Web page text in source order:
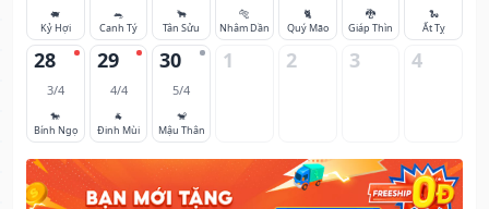
🐖
Kỷ Hợi
🐀
Canh Tý
🐂
Tân Sửu
🐅
Nhâm Dần
🐈
Quý Mão
🐉
Giáp Thìn
🐍
Ất Tỵ
28
3/4
🐎
Bính Ngọ
29
4/4
🐐
Đinh Mùi
30
5/4
🐒
Mậu Thân
1 2 3 4